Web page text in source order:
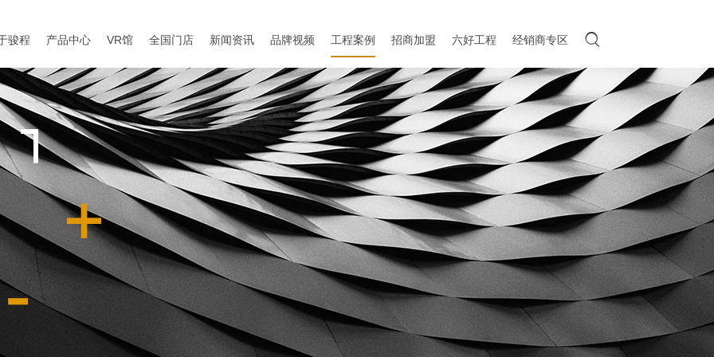
骏程 产品中心 VR馆 全国门店 新闻资讯 品牌视频 工程案例 招商加盟 六好工程 经销商专区 